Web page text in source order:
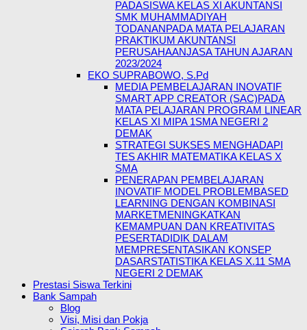
PADASISWA KELAS XI AKUNTANSI
SMK MUHAMMADIYAH
TODANANPADA MATA PELAJARAN
PRAKTIKUM AKUNTANSI
PERUSAHAANJASA TAHUN AJARAN
2023/2024
EKO SUPRABOWO, S.Pd
MEDIA PEMBELAJARAN INOVATIF
SMART APP CREATOR (SAC)PADA
MATA PELAJARAN PROGRAM LINEAR
KELAS XI MIPA 1SMA NEGERI 2
DEMAK
STRATEGI SUKSES MENGHADAPI
TES AKHIR MATEMATIKA KELAS X
SMA
PENERAPAN PEMBELAJARAN
INOVATIF MODEL PROBLEMBASED
LEARNING DENGAN KOMBINASI
MARKETMENINGKATKAN
KEMAMPUAN DAN KREATIVITAS
PESERTADIDIK DALAM
MEMPRESENTASIKAN KONSEP
DASARSTATISTIKA KELAS X.11 SMA
NEGERI 2 DEMAK
Prestasi Siswa Terkini
Bank Sampah
Blog
Visi, Misi dan Pokja